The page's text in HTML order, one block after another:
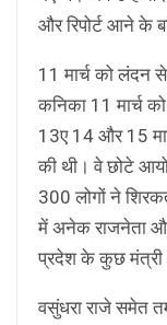
और रिपोर्ट आने के
11 मार्च को
कनिका 11 मार्च
13ए 14 और 15
की थी। वे छोटे
300 लोगों ने
में अनेक राजनेता और
प्रदेश के कुछ मंत्री
वसुंधरा राजे समेत